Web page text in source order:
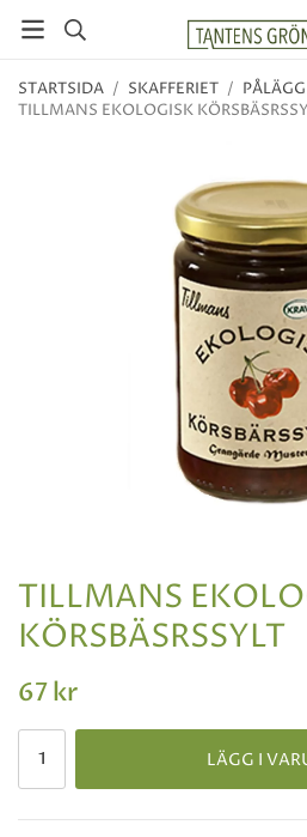
STARTSIDA / SKAFFERIET / PÅLÄGG
TILLMANS EKOLOGISK
TILLMANS
KÖRSBÄSRSSYLT
67 kr
LÄGG I